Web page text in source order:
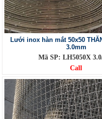
Lưới inox hàn mắt 50x50
3.0mm
Mã SP: LH5050X
Call